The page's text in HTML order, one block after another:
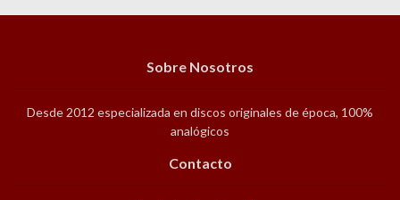
Sobre Nosotros
Desde 2012 especializada en discos originales de época, 100%
analógicos
Contacto